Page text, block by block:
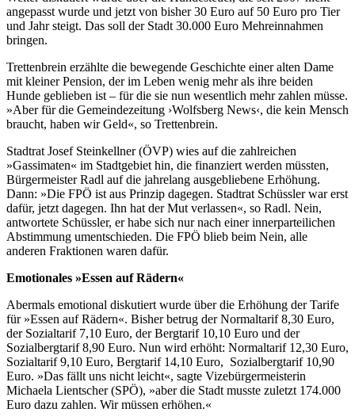
angepasst wurde und jetzt von bisher 30 Euro auf 50 Euro pro Tier
und Jahr steigt. Das soll der Stadt 30.000 Euro Mehreinnahmen
bringen.
Trettenbrein erzählte die bewegende Geschichte einer alten Dame
mit kleiner Pension, der im Leben wenig mehr als ihre beiden
Hunde geblieben ist – für die sie nun wesentlich mehr zahlen müsse.
»Aber für die Gemeindezeitung ›Wolfsberg News‹, die kein Mensch
braucht, haben wir Geld«, so Trettenbrein.
Stadtrat Josef Steinkellner (ÖVP) wies auf die zahlreichen
»Gassimaten« im Stadtgebiet hin, die finanziert werden müssten,
Bürgermeister Radl auf die jahrelang ausgebliebene Erhöhung.
Dann: »Die FPÖ ist aus Prinzip dagegen. Stadtrat Schüssler war erst
dafür, jetzt dagegen. Ihn hat der Mut verlassen«, so Radl. Nein,
antwortete Schüssler, er habe sich nur nach einer innerparteilichen
Abstimmung umentschieden. Die FPÖ blieb beim Nein, alle
anderen Fraktionen waren dafür.
Emotionales »Essen auf Rädern«
Abermals emotional diskutiert wurde über die Erhöhung der Tarife
für »Essen auf Rädern«. Bisher betrug der Normaltarif 8,30 Euro,
der Sozialtarif 7,10 Euro, der Bergtarif 10,10 Euro und der
Sozialbergtarif 8,90 Euro. Nun wird erhöht: Normaltarif 12,30 Euro,
Sozialtarif 9,10 Euro, Bergtarif 14,10 Euro, Sozialbergtarif 10,90
Euro. »Das fällt uns nicht leicht«, sagte Vizebürgermeisterin
Michaela Lientscher (SPÖ), »aber die Stadt musste zuletzt 174.000
Euro dazu zahlen. Wir müssen erhöhen.«